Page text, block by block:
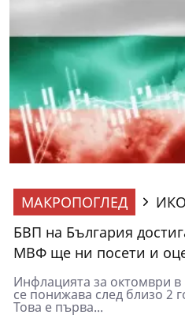
МАКРОПОГЛЕД
БВП на България
МВФ ще ни посети и
Инфлацията за октомври
се понижава след близо 2
Това е първа...